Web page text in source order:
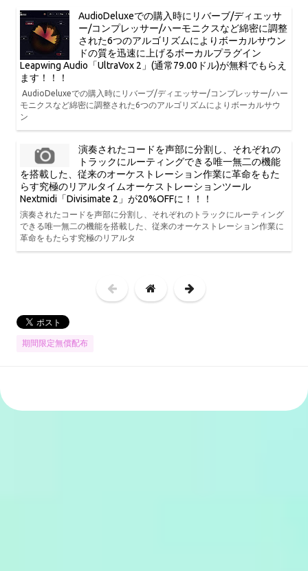
AudioDeluxeでの購入時にリバーブ/ディエッサ
ー/コンプレッサー/ハーモニクスなど綿密に調整
された6つのアルゴリズムによりボーカルサウン
ドの質を迅速に上げるボーカルプラグイン
Leapwing Audio「UltraVox 2」(通常79.00ドル)が無料でもらえ
ます！！！
AudioDeluxeでの購入時にリバーブ/ディエッサー/コンプレッサー/ハー
モニクスなど綿密に調整された6つのアルゴリズムによりボーカルサウ
ン
演奏されたコードを声部に分割し、それぞれの
トラックにルーティングできる唯一無二の機能
を搭載した、従来のオーケストレーション作業に革命をもた
らす究極のリアルタイムオーケストレーションツール
Nextmidi「Divisimate 2」が20%OFFに！！！
演奏されたコードを声部に分割し、それぞれのトラックにルーティング
できる唯一無二の機能を搭載した、従来のオーケストレーション作業に
革命をもたらす究極のリアルタ
期間限定無償配布